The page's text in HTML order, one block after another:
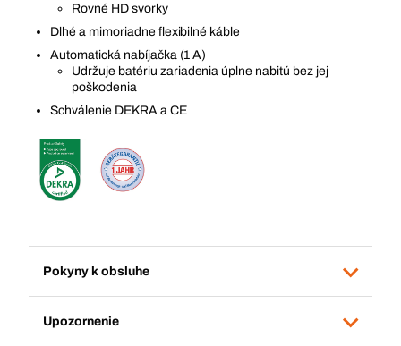
Rovné HD svorky
Dlhé a mimoriadne flexibilné káble
Automatická nabíjačka (1 A)
Udržuje batériu zariadenia úplne nabitú bez jej
poškodenia
Schválenie DEKRA a CE
Pokyny k obsluhe
Upozornenie